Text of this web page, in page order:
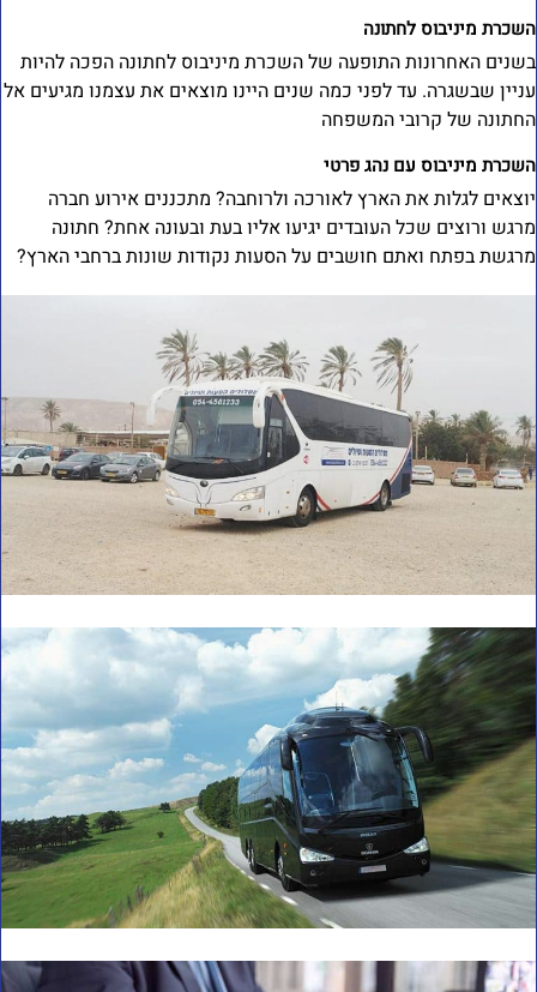
מיניבוס לחתונה
האחרונות התופעה של השכרת מיניבוס לחתונה הפכה להיות
שבשגרה. עד לפני כמה שנים היינו מוצאים את עצמנו מגיעים אל
של קרובי המשפחה
מיניבוס עם נהג פרטי
לגלות את הארץ לאורכה ולרוחבה? מתכננים אירוע חברה
ורוצים שכל העובדים יגיעו אליו בעת ובעונה אחת? חתונה
בפתח ואתם חושבים על הסעות נקודות שונות ברחבי הארץ?